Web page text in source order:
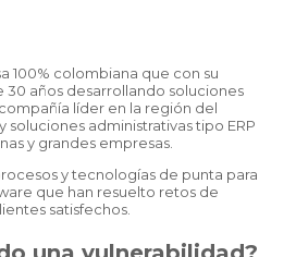
100% colombiana que con su
30 años desarrollando soluciones
líder en la región del
administrativas tipo ERP
y grandes empresas.
y tecnologías de punta para
que han resuelto retos de
satisfechos.